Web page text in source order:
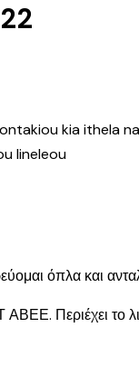
kia ithela
lineleou
όπλα και
Περιέχει το